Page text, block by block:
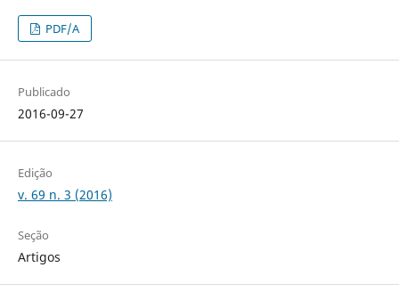
PDF/A
Publicado
2016-09-27
Edição
v. 69 n. 3 (2016)
Seção
Artigos